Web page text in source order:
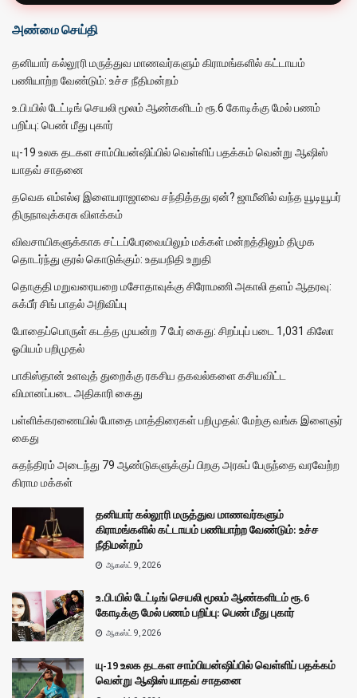
அண்மை செய்தி
தனியார் கல்லூரி மருத்துவ மாணவர்களும் கிராமங்களில் கட்டாயம்
பணியாற்ற வேண்டும்: உச்ச நீதிமன்றம்
உ.பி.யில் டேட்டிங் செயலி மூலம் ஆண்களிடம் ரூ.6 கோடிக்கு மேல் பணம்
பறிப்பு: பெண் மீது புகார்
யு-19 உலக தடகள சாம்பியன்ஷிப்பில் வெள்ளிப் பதக்கம் வென்று ஆஷிஸ்
யாதவ் சாதனை
தவெக எம்எல்ஏ இளையராஜாவை சந்தித்தது ஏன்? ஜாமீனில் வந்த யூடியூபர்
திருநாவுக்கரசு விளக்கம்
விவசாயிகளுக்காக சட்டப்பேரவையிலும் மக்கள் மன்றத்திலும் திமுக
தொடர்ந்து குரல் கொடுக்கும்: உதயநிதி உறுதி
தொகுதி மறுவரையறை மசோதாவுக்கு சிரோமணி அகாலி தளம் ஆதரவு:
சுக்பீர் சிங் பாதல் அறிவிப்பு
போதைப்பொருள் கடத்த முயன்ற 7 பேர் கைது: சிறப்புப் படை 1,031 கிலோ
ஓபியம் பறிமுதல்
பாகிஸ்தான் உளவுத் துறைக்கு ரகசிய தகவல்களை கசியவிட்ட
விமானப்படை அதிகாரி கைது
பள்ளிக்கரணையில் போதை மாத்திரைகள் பறிமுதல்: மேற்கு வங்க இளைஞர்
கைது
சுதந்திரம் அடைந்து 79 ஆண்டுகளுக்குப் பிறகு அரசுப் பேருந்தை வரவேற்ற
கிராம மக்கள்
தனியார் கல்லூரி மருத்துவ மாணவர்களும்
கிராமங்களில் கட்டாயம் பணியாற்ற வேண்டும்: உச்ச
நீதிமன்றம்
ஆகஸ்ட் 9, 2026
உ.பி.யில் டேட்டிங் செயலி மூலம் ஆண்களிடம் ரூ.6
கோடிக்கு மேல் பணம் பறிப்பு: பெண் மீது புகார்
ஆகஸ்ட் 9, 2026
யு-19 உலக தடகள சாம்பியன்ஷிப்பில் வெள்ளிப் பதக்கம்
வென்று ஆஷிஸ் யாதவ் சாதனை